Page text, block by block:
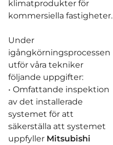
klimatprodukter för
kommersiella fastigheter.
Under
igångkörningsprocessen
utför våra tekniker
följande uppgifter:
• Omfattande inspektion
av det installerade
systemet för att
säkerställa att systemet
uppfyller Mitsubishi